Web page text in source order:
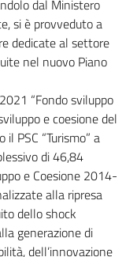
dal Ministero
si è provveduto a
dedicate al settore
nel nuovo Piano
“Fondo sviluppo
e coesione del
PSC “Turismo” a
di 46,84
e Coesione 2014-
alla ripresa
dello shock
generazione di
dell’innovazione